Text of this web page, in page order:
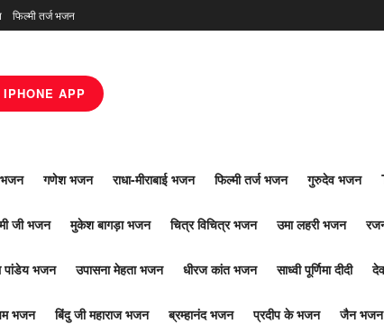
फिल्मी तर्ज भजन
IPHONE APP
भजन गणेश भजन राधा-मीराबाई भजन फिल्मी तर्ज भजन गुरुदेव भजन
जी भजन मुकेश बागड़ा भजन चित्र विचित्र भजन उमा लहरी भजन
पांडेय भजन उपासना मेहता भजन धीरज कांत भजन साध्वी पूर्णिमा दीदी
भजन बिंदु जी महाराज भजन ब्रम्हानंद भजन प्रदीप के भजन जैन भजन